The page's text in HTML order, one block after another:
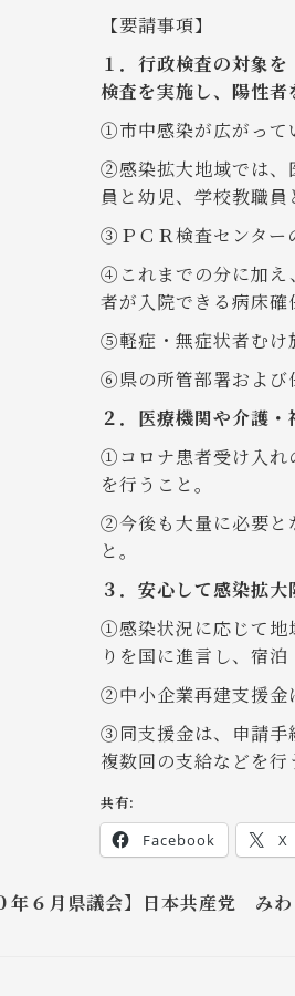
【要請事項】
１．行政検査の対象
検査を実施し、陽性
①市中感染が広がって
②感染拡大地域では、
員と幼児、学校教職
③ＰＣＲ検査センター
④これまでの分に加え
者が入院できる病床
⑤軽症・無症状者むけ
⑥県の所管部署および
２．医療機関や介護
①コロナ患者受け入れ
を行うこと。
②今後も大量に必要と
と。
３．安心して感染拡
①感染状況に応じて地
りを国に進言し、宿
②中小企業再建支援金
③同支援金は、申請手
複数回の支給などを行
共有:
Facebook X
年６月県議会】日本共産党 み